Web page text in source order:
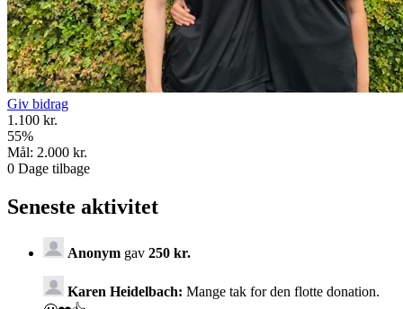
Giv bidrag
1.100 kr.
55%
Mål: 2.000 kr.
0 Dage tilbage
Seneste aktivitet
Anonym gav 250 kr.
Karen Heidelbach: Mange tak for den flotte donation.